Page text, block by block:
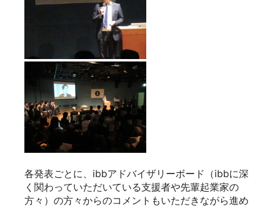
各発表ごとに、ibbアドバイザリーボード（ibbに深
く関わっていただいている支援者や先輩起業家の
方々）の方々からのコメントもいただきながら進め